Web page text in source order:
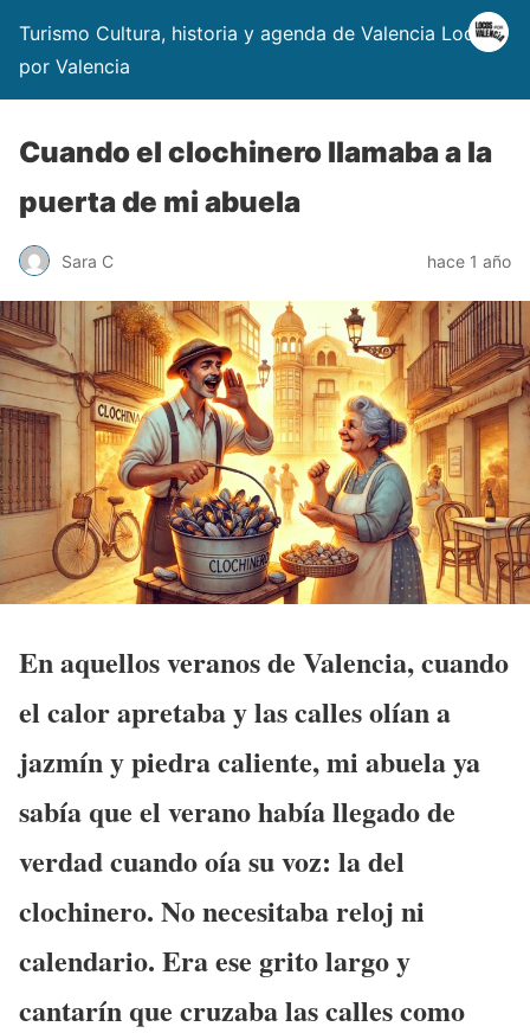
Turismo Cultura, historia y agenda de Valencia Locos
por Valencia
Cuando el clochinero llamaba a la
puerta de mi abuela
Sara C hace 1 año
En aquellos veranos de Valencia, cuando
el calor apretaba y las calles olían a
jazmín y piedra caliente, mi abuela ya
sabía que el verano había llegado de
verdad cuando oía su voz: la del
clochinero. No necesitaba reloj ni
calendario. Era ese grito largo y
cantarín que cruzaba las calles como